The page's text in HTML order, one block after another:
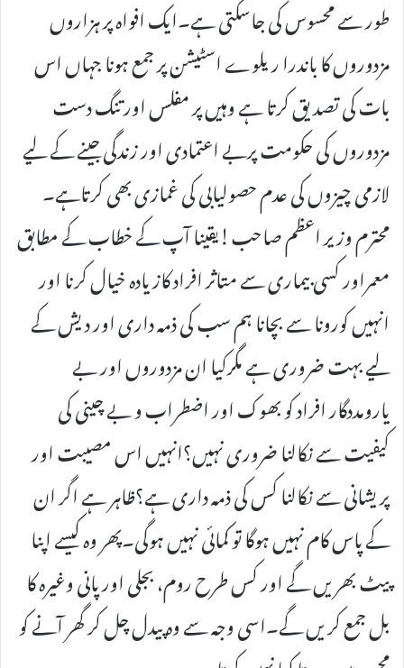
طور سے محسوس کی جاسکتی ہے۔ایک افواہ پر ہزاروں
مزدوروں کا باندرا ریلوے اسٹیشن پر جمع ہونا جہاں اس
بات کی تصدیق کرتا ہے وہیں پر مفلس اور تنگ دست
مزدوروں کی حکومت پربے اعتمادی اور زندگی جینے کے لیے
لازمی چیزوں کی عدم حصولیابی کی غمازی بھی کرتاہے۔
محترم وزیر اعظم صاحب!یقینا آپ کے خطاب کے مطابق
معمراور کسی بیماری سے متاثر افراد کازیادہ خیال کرنا اور
انہیں کورونا سے بچانا ہم سب کی ذمہ داری اور دیش کے
لیے بہت ضروری ہے مگرکیا ان مزدوروں اور بے
یارومددگار افراد کو بھوک اور اضطراب و بے چینی کی
کیفیت سے نکالنا ضروری نہیں؟انہیں اس مصیبت اور
پریشانی سے نکالنا کس کی ذمہ داری ہے؟ظاہر ہے اگر ان
کے پاس کام نہیں ہوگا تو کمائی نہیں ہوگی۔پھر وہ کیسے اپنا
پیٹ بھریں گے اور کس طرح روم، بجلی اور پانی وغیرہ کا
بل جمع کریں گے۔اسی وجہ سے وہ پیدل چل کر گھر آنے کو